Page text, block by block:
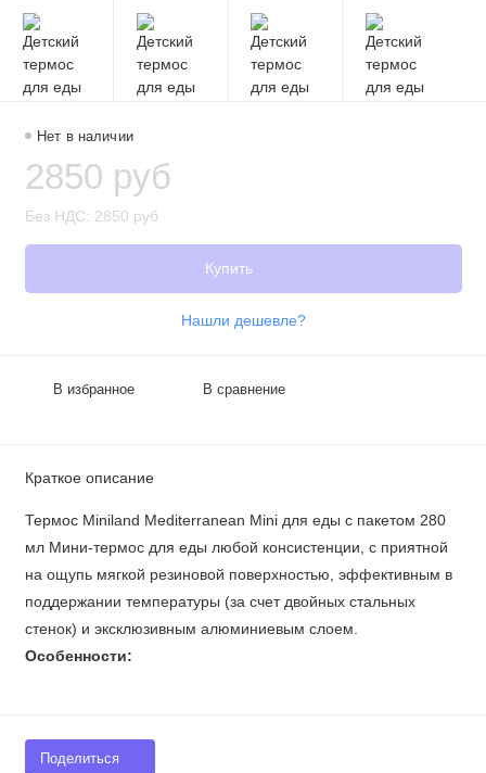
Нет в наличии
2850 руб
Без НДС: 2850 руб
Купить
Нашли дешевле?
В избранное В сравнение
Краткое описание
Термос Miniland Mediterranean Mini для еды с пакетом 280
мл Мини-термос для еды любой консистенции, с приятной
на ощупь мягкой резиновой поверхностью, эффективным в
поддержании температуры (за счет двойных стальных
стенок) и эксклюзивным алюминиевым слоем.
Особенности:
Поделиться